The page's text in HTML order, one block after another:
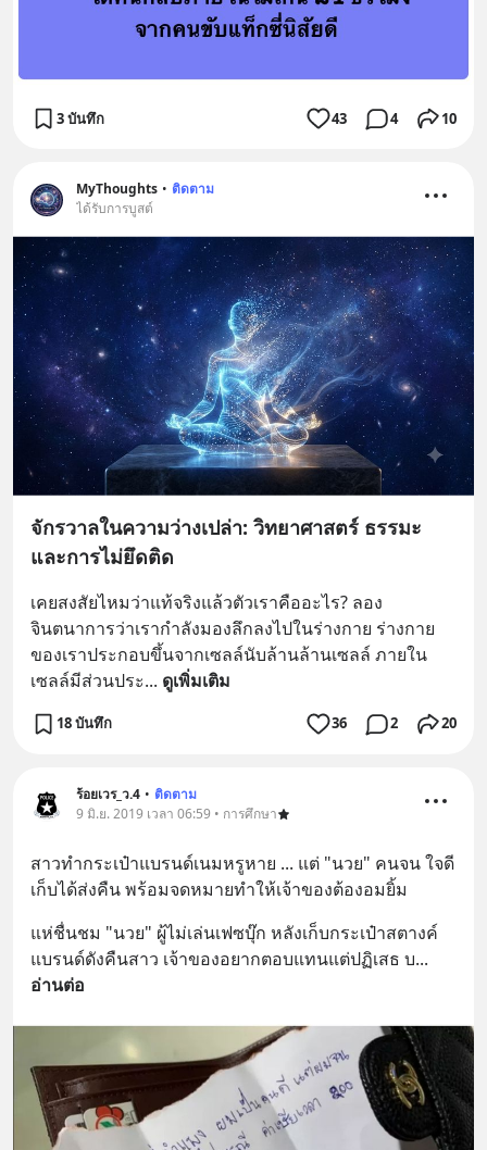
3 บันทึก 43 4 10
MyThoughts • ติดตาม
ได้รับการบูสต์
จักรวาลในความว่างเปล่า: วิทยาศาสตร์ ธรรมะ
และการไม่ยึดติด
เคยสงสัยไหมว่าแท้จริงแล้วตัวเราคืออะไร? ลอง
จินตนาการว่าเรากำลังมองลึกลงไปในร่างกาย ร่างกาย
ของเราประกอบขึ้นจากเซลล์นับล้านล้านเซลล์ ภายใน
เซลล์มีส่วนประ... ดูเพิ่มเติม
18 บันทึก 36 2 20
ร้อยเวร_ว.4 • ติดตาม
9 มิ.ย. 2019 เวลา 06:59 • การศึกษา
สาวทำกระเป๋าแบรนด์เนมหรูหาย ... แต่ "นวย" คนจน ใจดี
เก็บได้ส่งคืน พร้อมจดหมายทำให้เจ้าของต้องอมยิ้ม
แห่ชื่นชม "นวย" ผู้ไม่เล่นเฟซบุ๊ก หลังเก็บกระเป๋าสตางค์
แบรนด์ดังคืนสาว เจ้าของอยากตอบแทนแต่ปฏิเสธ บ
อ่านต่อ